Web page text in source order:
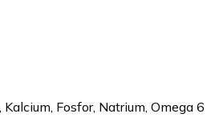
Kalcium Fosfor, Natrium Omega 6